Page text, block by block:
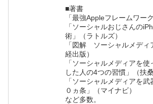
■著書
「最強Appleフレームワー
「ソーシャルおじさんの
術」（ラトルズ）
「図解 ソーシャルメディ
経出版）
「ソーシャルメディアを
した人の4つの習慣」（扶桑
「ソーシャルメディアを武
０ヵ条」（マイナビ）
など多数。